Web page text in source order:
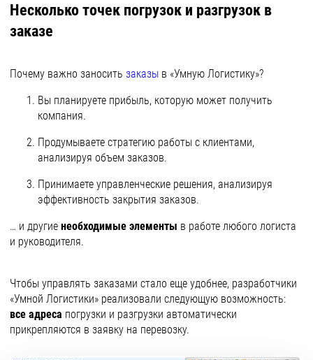
Несколько точек погрузок и разгрузок в
заказе
Почему важно заносить заказы в «Умную Логистику»?
Вы планируете прибыль, которую может получить
компания.
Продумываете стратегию работы с клиентами,
анализируя объем заказов.
Принимаете управленческие решения, анализируя
эффективность закрытия заказов.
… и другие необходимые элементы в работе любого логиста
и руководителя.
Чтобы управлять заказами стало еще удобнее, разработчики
«Умной Логистики» реализовали следующую возможность:
все адреса погрузки и разгрузки автоматически
прикрепляются в заявку на перевозку.